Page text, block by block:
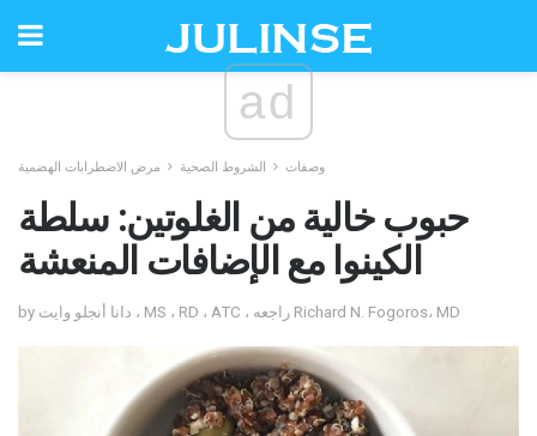
ad
وصفات الشروط الصحية مرض الاضطرابات الهضمية
حبوب خالية من الغلوتين: سلطة
الكينوا مع الإضافات المنعشة
by دانا أنجلو وايت ، MS ، RD ، ATC ، راجعه Richard N. Fogoros، MD